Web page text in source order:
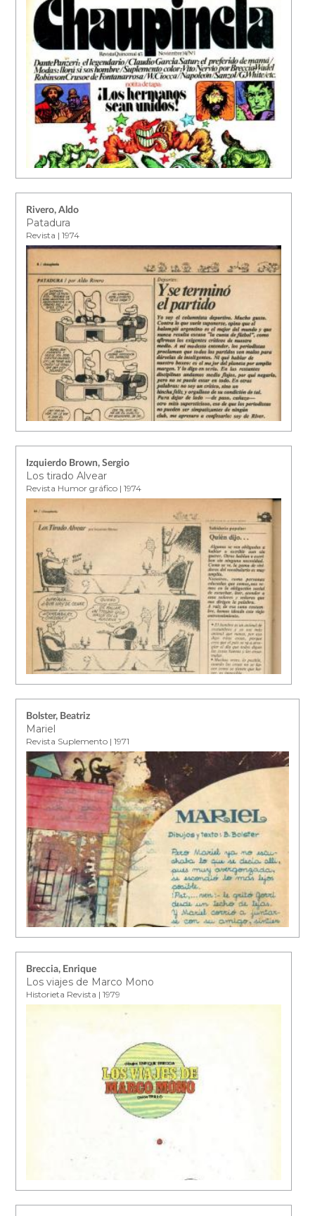
Rivero, Aldo
Patadura
Revista | 1974
Izquierdo Brown, Sergio
Los tirado Alvear
Revista Humor gráfico | 1974
Bolster, Beatriz
Mariel
Revista Suplemento | 1971
Breccia, Enrique
Los viajes de Marco Mono
Historieta Revista | 1979